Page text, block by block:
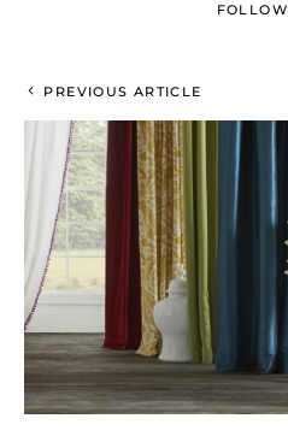
FOLLOW
PREVIOUS ARTICLE